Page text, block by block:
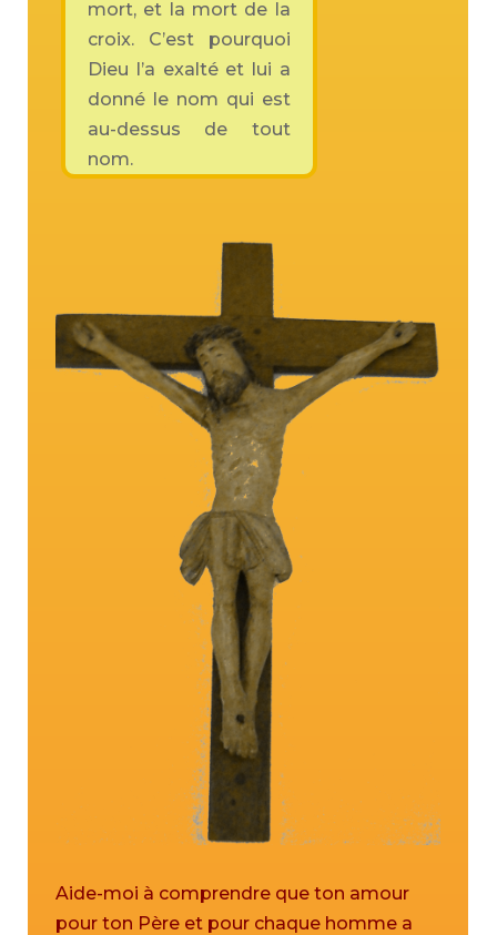
mort, et la mort de la
croix. C’est pourquoi
Dieu l’a exalté et lui a
donné le nom qui est
au-dessus de tout
nom.
Aide-moi à comprendre que ton amour
pour ton Père et pour chaque homme a